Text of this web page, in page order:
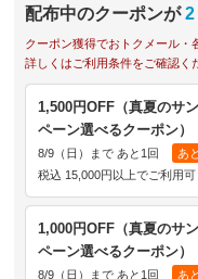
配布中のクーポンが 2
クーポン獲得でおトクメール・
詳しくはご利用条件をご確認く
1,500円OFF（真夏のサ
ペーン選べるクーポン）
8/9（日）まで あと1回
あ
税込 15,000円以上でご利用可
1,000円OFF（真夏のサ
ペーン選べるクーポン）
8/9（日）まで あと1回
あ